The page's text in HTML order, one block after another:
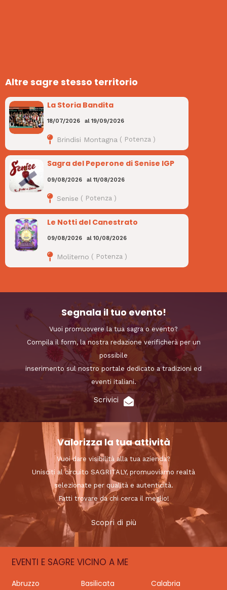
Altre sagre stesso territorio
La Storia Bandita
18/07/2026 al19/09/2026
Brindisi Montagna ( Potenza )
Sagra del Peperone di Senise IGP
09/08/2026 al11/08/2026
Senise ( Potenza )
Le Notti del Canestrato
09/08/2026 al10/08/2026
Moliterno ( Potenza )
Segnala il tuo evento!
Vuoi promuovere la tua sagra o evento?
Compila il form, la nostra redazione verificherà per un
possibile
inserimento sul nostro portale dedicato a tradizioni ed
eventi italiani.
Scrivici
Valorizza la tua attività
Vuoi dare visibilità alla tua azienda?
Unisciti al circuito SAGRITALY, promuoviamo realtà
selezionate per qualità e autenticità.
Fatti trovare da chi cerca il meglio!
Scopri di più
EVENTI E SAGRE VICINO A ME
Abruzzo Basilicata
Calabria